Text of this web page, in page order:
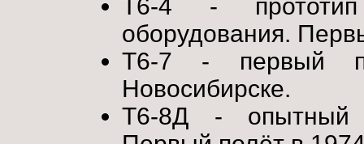
Т6-4 -
оборудования.
Т6-7 - первый
Новосибирске.
Т6-8Д - опытный